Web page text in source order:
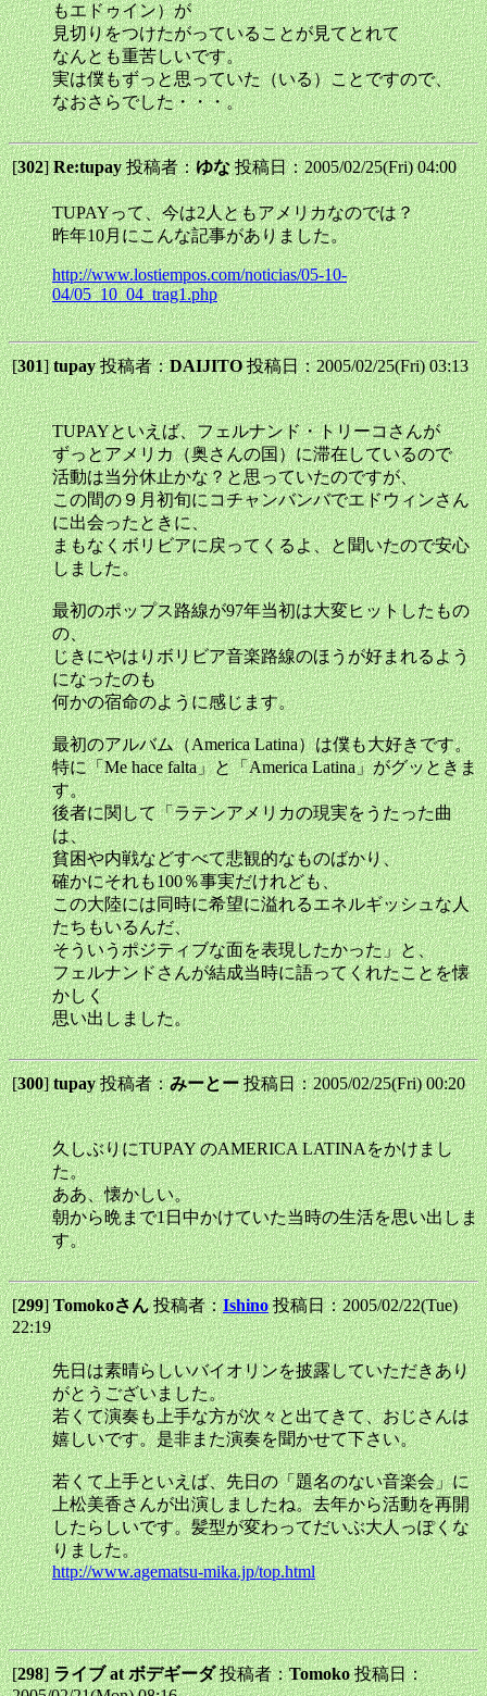
もエドゥイン）が
見切りをつけたがっていることが見てとれて
なんとも重苦しいです。
実は僕もずっと思っていた（いる）ことですので、
なおさらでした・・・。
[302]Re:tupay投稿者：ゆな投稿日：2005/02/25(Fri) 04:00
TUPAYって、今は2人ともアメリカなのでは？
昨年10月にこんな記事がありました。
http://www.lostiempos.com/noticias/05-10-
04/05_10_04_trag1.php
[301]tupay投稿者：DAIJITO投稿日：2005/02/25(Fri) 03:13
TUPAYといえば、フェルナンド・トリーコさんが
ずっとアメリカ（奥さんの国）に滞在しているので
活動は当分休止かな？と思っていたのですが、
この間の９月初旬にコチャンバンバでエドウィンさん
に出会ったときに、
まもなくボリビアに戻ってくるよ、と聞いたので安心
しました。
最初のポップス路線が97年当初は大変ヒットしたもの
の、
じきにやはりボリビア音楽路線のほうが好まれるよう
になったのも
何かの宿命のように感じます。
最初のアルバム（America Latina）は僕も大好きです。
特に「Me hace falta」と「America Latina」がグッときま
す。
後者に関して「ラテンアメリカの現実をうたった曲
は、
貧困や内戦などすべて悲観的なものばかり、
確かにそれも100％事実だけれども、
この大陸には同時に希望に溢れるエネルギッシュな人
たちもいるんだ、
そういうポジティブな面を表現したかった」と、
フェルナンドさんが結成当時に語ってくれたことを懐
かしく
思い出しました。
[300]tupay投稿者：みーとー投稿日：2005/02/25(Fri) 00:20
久しぶりにTUPAY のAMERICA LATINAをかけまし
た。
ああ、懐かしい。
朝から晩まで1日中かけていた当時の生活を思い出しま
す。
[299]Tomokoさん投稿者：Ishino 投稿日：2005/02/22(Tue)
22:19
先日は素晴らしいバイオリンを披露していただきあり
がとうございました。
若くて演奏も上手な方が次々と出てきて、おじさんは
嬉しいです。是非また演奏を聞かせて下さい。
若くて上手といえば、先日の「題名のない音楽会」に
上松美香さんが出演しましたね。去年から活動を再開
したらしいです。髪型が変わってだいぶ大人っぽくな
りました。
http://www.agematsu-mika.jp/top.html
[298]ライブ at ボデギーダ投稿者：Tomoko投稿日：